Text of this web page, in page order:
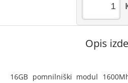
Opis
16GB pomnilniški modul